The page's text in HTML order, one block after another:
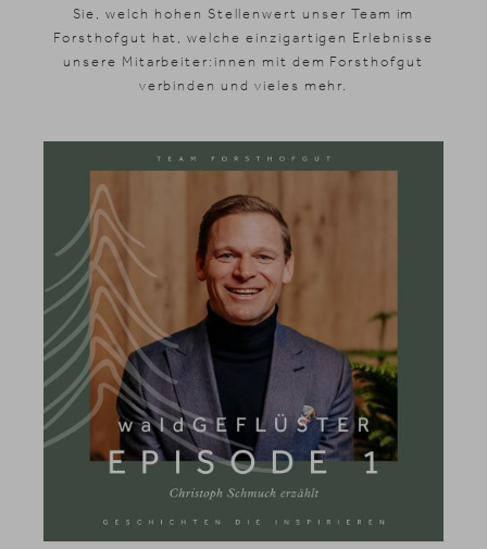
Sie, welch hohen Stellenwert unser Team im
Forsthofgut hat, welche einzigartigen Erlebnisse
unsere Mitarbeiter:innen mit dem Forsthofgut
verbinden und vieles mehr.